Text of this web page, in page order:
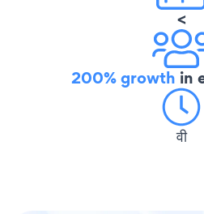
<
200% growth in
वी